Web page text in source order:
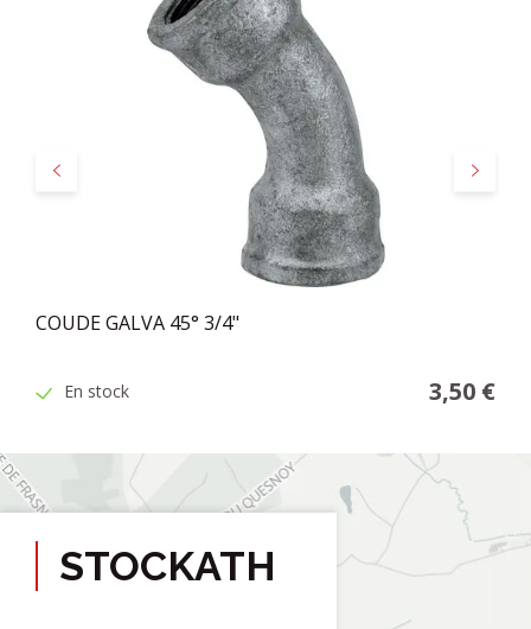
Précédent Suivant
COUDE GALVA 45° 3/4"
En stock 3,50 €
STOCKATH